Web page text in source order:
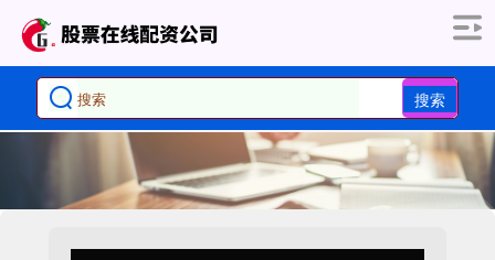
搜索